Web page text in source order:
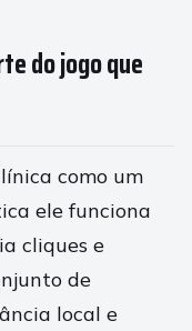
do jogo que
como um
ele funciona
cliques e
de
local e